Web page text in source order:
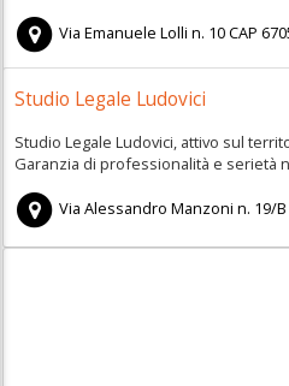
Via Emanuele Lolli n. 10CAP
Studio Legale Ludovici
Studio Legale Ludovici, attivo sul
Garanzia di professionalità e serietà
Via Alessandro Manzoni n. 19/B